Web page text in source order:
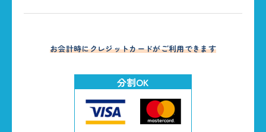
お会計時にクレジットカードがご利用できます
分割OK